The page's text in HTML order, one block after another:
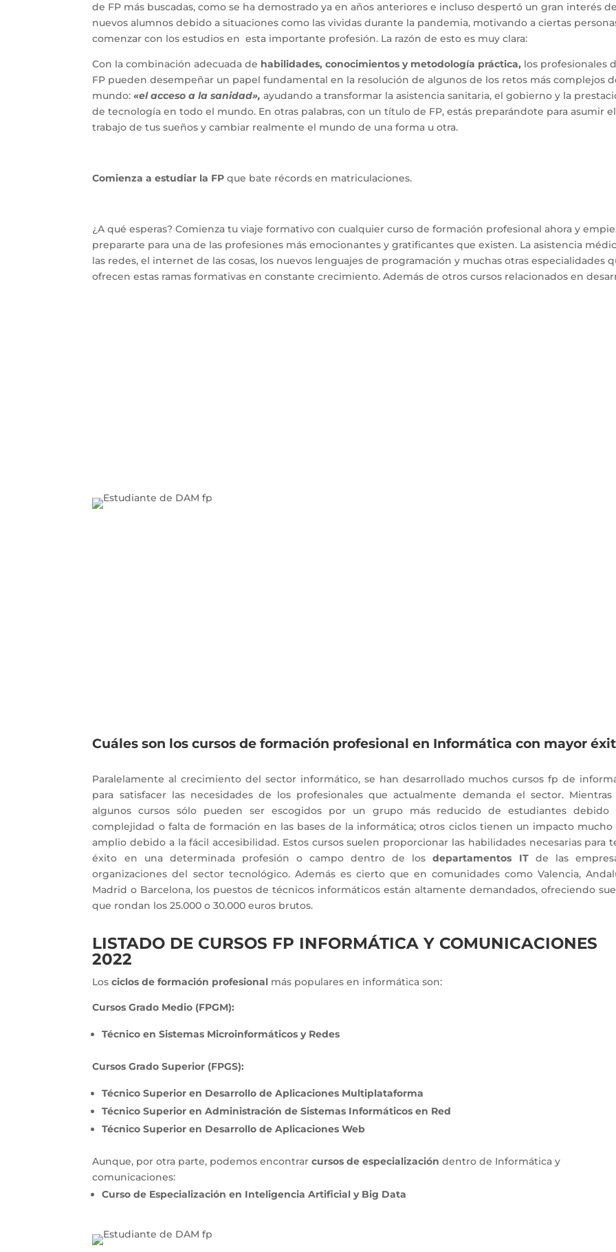
de FP más buscadas, como se ha demostrado ya en años anteriores e incluso despertó un gran interés de
nuevos alumnos debido a situaciones como las vividas durante la pandemia, motivando a ciertas
comenzar con los estudios en esta importante profesión. La razón de esto es muy clara:
Con la combinación adecuada de habilidades, conocimientos y metodología práctica, los profesionales
FP pueden desempeñar un papel fundamental en la resolución de algunos de los retos más complejos
mundo: «el acceso a la sanidad», ayudando a transformar la asistencia sanitaria, el gobierno y la
de tecnología en todo el mundo. En otras palabras, con un título de FP, estás preparándote para asumir el
trabajo de tus sueños y cambiar realmente el mundo de una forma u otra.
Comienza a estudiar la FP que bate récords en matriculaciones.
¿A qué esperas? Comienza tu viaje formativo con cualquier curso de formación profesional ahora y
prepararte para una de las profesiones más emocionantes y gratificantes que existen. La asistencia
las redes, el internet de las cosas, los nuevos lenguajes de programación y muchas otras especialidades
ofrecen estas ramas formativas en constante crecimiento. Además de otros cursos relacionados en
Cuáles son los cursos de formación profesional en Informática con mayor
Paralelamente al crecimiento del sector informático, se han desarrollado muchos cursos fp de
para satisfacer las necesidades de los profesionales que actualmente demanda el sector. Mientras
algunos cursos sólo pueden ser escogidos por un grupo más reducido de estudiantes debido
complejidad o falta de formación en las bases de la informática; otros ciclos tienen un impacto mucho
amplio debido a la fácil accesibilidad. Estos cursos suelen proporcionar las habilidades necesarias para
éxito en una determinada profesión o campo dentro de losdepartamentos ITde las
organizaciones del sector tecnológico. Además es cierto que en comunidades como Valencia,
Madrid o Barcelona, los puestos de técnicos informáticos están altamente demandados, ofreciendo
que rondan los 25.000 o 30.000 euros brutos.
LISTADO DE CURSOS FP INFORMÁTICA Y COMUNICACIONES
2022
Losciclos de formación profesional más populares en informática son:
Cursos Grado Medio (FPGM):
Técnico en Sistemas Microinformáticos y Redes
Cursos Grado Superior (FPGS):
Técnico Superior en Desarrollo de Aplicaciones Multiplataforma
Técnico Superior en Administración de Sistemas Informáticos en Red
Técnico Superior en Desarrollo de Aplicaciones Web
Aunque, por otra parte, podemos encontrarcursos de especialización dentro de Informática y
comunicaciones:
Curso de Especialización en Inteligencia Artificial y Big Data